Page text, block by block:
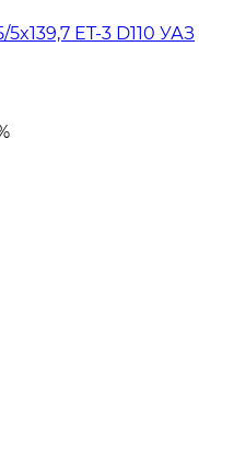
ET-3 D110 УАЗ